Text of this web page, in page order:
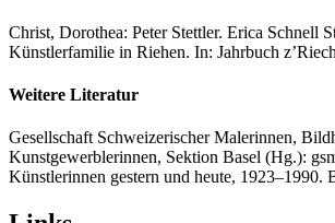
Christ, Dorothea: Peter Stettler. Erica Schnell
Künstlerfamilie in Riehen. In: Jahrbuch
Weitere Literatur
Gesellschaft Schweizerischer Malerinnen,
Kunstgewerblerinnen, Sektion Basel (Hg.):
Künstlerinnen gestern und heute, 1923–1990.